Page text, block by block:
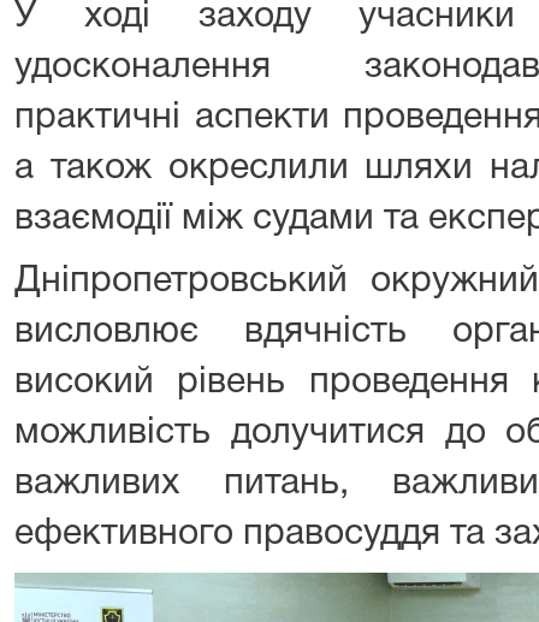
У ході заходу учасники
удосконалення
практичні аспекти
а також окреслили шляхи
взаємодії між судами та
Дніпропетровський
висловлює вдячність
високий рівень проведення
можливість долучитися до
важливих питань,
ефективного правосуддя та